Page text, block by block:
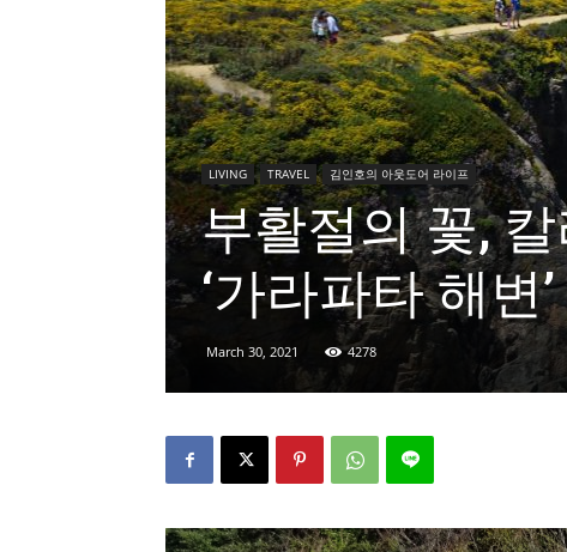
LIVING TRAVEL 김인호의 아웃도어 라이프
부활절의 꽃,
‘가라파타 해변’
March 30, 2021 4278